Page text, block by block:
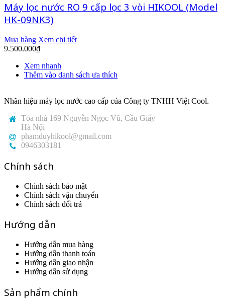
Máy lọc nước RO 9 cấp lọc 3 vòi HIKOOL (Model
HK-09NK3)
Mua hàng Xem chi tiết
9.500.000₫
Xem nhanh
Thêm vào danh sách ưa thích
Nhãn hiệu máy lọc nước cao cấp của Công ty TNHH Việt Cool.
Tòa nhà 169 Nguyễn Ngọc Vũ, Cầu Giấy
Hà Nội
phamduyhikool@gmail.com
0946303181
Chính sách
Chính sách bảo mật
Chính sách vận chuyển
Chính sách đổi trả
Hướng dẫn
Hướng dẫn mua hàng
Hướng dẫn thanh toán
Hướng dẫn giao nhận
Hướng dẫn sử dụng
Sản phẩm chính